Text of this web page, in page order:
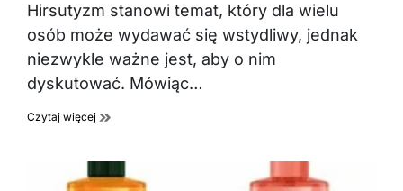
Hirsutyzm stanowi temat, który dla wielu
osób może wydawać się wstydliwy, jednak
niezwykle ważne jest, aby o nim
dyskutować. Mówiąc…
Czytaj więcej